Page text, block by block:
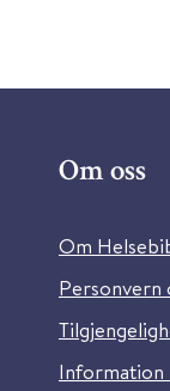
Om oss
Om
Personvern
Information